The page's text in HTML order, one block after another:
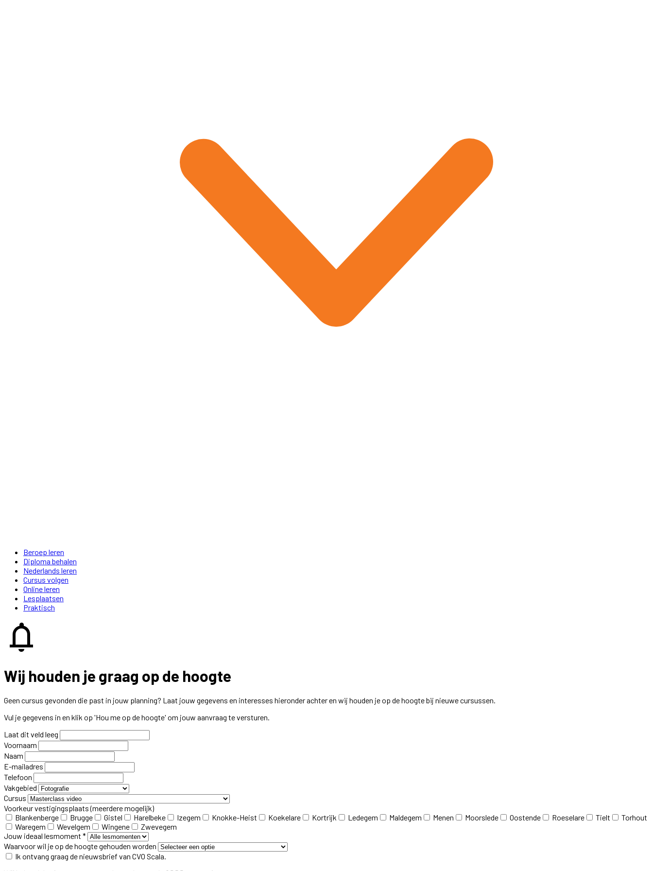
Beroep leren
Diploma behalen
Nederlands leren
Cursus volgen
Online leren
Lesplaatsen
Praktisch
notifications
Wij houden je graag op de hoogte
Geen cursus gevonden die past in jouw planning? Laat jouw gegevens en interesses hieronder achter en wij houden je op de hoogte bij nieuwe cursussen.
Vul je gegevens in en klik op 'Hou me op de hoogte' om jouw aanvraag te versturen.
Laat dit veld leeg
Voornaam
Naam
E-mailadres
Telefoon
Vakgebied
Cursus
Voorkeur vestigingsplaats(meerdere mogelijk)
Blankenberge
Brugge Gistel Harelbeke Izegem Knokke-Heist Koekelare Kortrijk Ledegem Maldegem Menen Moorslede Oostende Roeselare Tielt
Torhout
Waregem
Wevelgem Wingene
Zwevegem
Jouw ideaal lesmoment *
Waarvoor wil je op de hoogte gehouden worden
Ik ontvang graag de nieuwsbrief van CVO Scala.